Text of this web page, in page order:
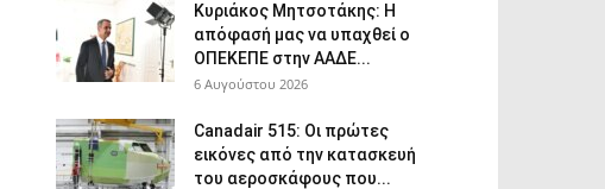
Κυριάκος Μητσοτάκης: Η
απόφασή μας να υπαχθεί ο
ΟΠΕΚΕΠΕ στην ΑΑΔΕ...
6 Αυγούστου 2026
Canadair 515: Οι πρώτες
εικόνες από την κατασκευή
του αεροσκάφους που...